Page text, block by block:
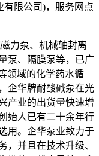
有限公司)，服务网点
力泵、机械轴封离
泵、隔膜泵等，已广
领域的化学药水循
企华牌耐酸碱泵在光
产业的出货量快速增
始人已有二十余年行
用。企华泵业致力于
，并且在技术升级、